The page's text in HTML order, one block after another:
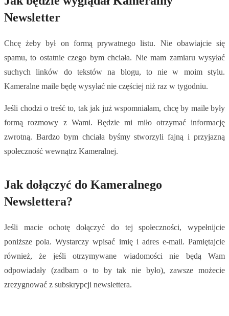
Newsletter
Chcę żeby był on formą prywatnego listu. Nie obawiajcie się
spamu, to ostatnie czego bym chciała. Nie mam zamiaru wysyłać
suchych linków do tekstów na blogu, to nie w moim stylu.
Kameralne maile będę wysyłać nie częściej niż raz w tygodniu.
Jeśli chodzi o treść to, tak jak już wspomniałam, chcę by maile były
formą rozmowy z Wami. Będzie mi miło otrzymać informację
zwrotną. Bardzo bym chciała byśmy stworzyli fajną i przyjazną
społeczność wewnątrz Kameralnej.
Jak dołączyć do Kameralnego
Newslettera?
Jeśli macie ochotę dołączyć do tej społeczności, wypełnijcie
poniższe pola. Wystarczy wpisać imię i adres e-mail. Pamiętajcie
również, że jeśli otrzymywane wiadomości nie będą Wam
odpowiadały (zadbam o to by tak nie było), zawsze możecie
zrezygnować z subskrypcji newslettera.